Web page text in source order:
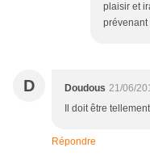
plaisir et
prévenant
D Doudous 21/06/
Il doit être
Répondre